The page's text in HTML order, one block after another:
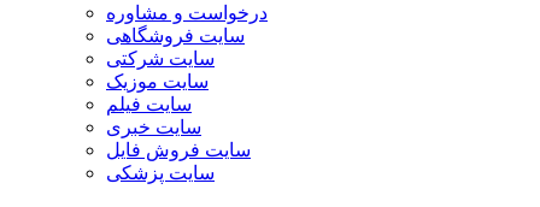
درخواست و مشاوره
سایت فروشگاهی
سایت شرکتی
سایت موزیک
سایت فیلم
سایت خبری
سایت فروش فایل
سایت پزشکی